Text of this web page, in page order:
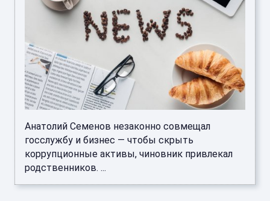
Анатолий Семенов незаконно совмещал
госслужбу и бизнес — чтобы скрыть
коррупционные активы, чиновник привлекал
родственников. ...